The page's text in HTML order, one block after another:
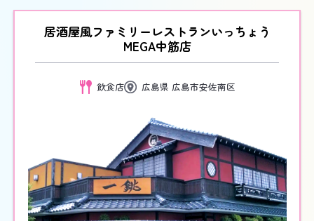
居酒屋風ファミリーレストランいっちょう
MEGA中筋店
飲食店 広島県 広島市安佐南区